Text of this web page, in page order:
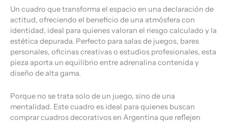
Un cuadro que transforma el espacio en una declaración de
actitud, ofreciendo el beneficio de una atmósfera con
identidad, ideal para quienes valoran el riesgo calculado y la
estética depurada. Perfecto para salas de juegos, bares
personales, oficinas creativas o estudios profesionales, esta
pieza aporta un equilibrio entre adrenalina contenida y
diseño de alta gama.
Porque no se trata solo de un juego, sino de una
mentalidad. Este cuadro es ideal para quienes buscan
comprar cuadros decorativos en Argentina que reflejen